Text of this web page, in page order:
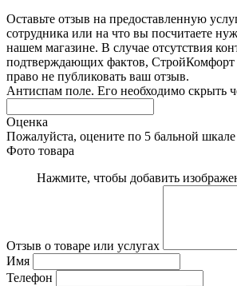
Оставьте отзыв на предоставленную
сотрудника или на что вы посчитаете
нашем магазине. В случае отсутствия
подтверждающих фактов, СтройКомфорт
право не публиковать ваш отзыв.
Антиспам поле. Его необходимо скрыть
Оценка
Пожалуйста, оцените по 5 бальной шкале
Фото товара
Нажмите, чтобы добавить
Отзыв о товаре или услугах
Имя
Телефон